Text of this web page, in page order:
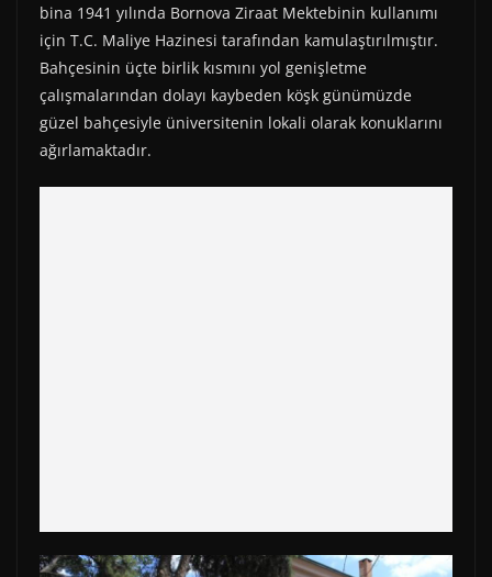
bina 1941 yılında Bornova Ziraat Mektebinin kullanımı
için T.C. Maliye Hazinesi tarafından kamulaştırılmıştır.
Bahçesinin üçte birlik kısmını yol genişletme
çalışmalarından dolayı kaybeden köşk günümüzde
güzel bahçesiyle üniversitenin lokali olarak konuklarını
ağırlamaktadır.